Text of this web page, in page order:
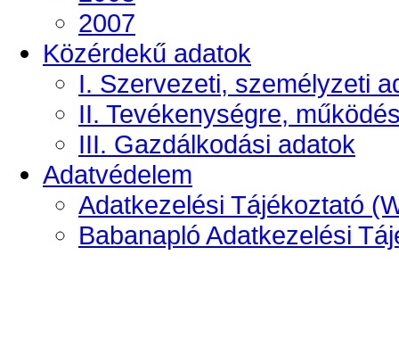
2007
Közérdekű adatok
I. Szervezeti, személyzeti
II. Tevékenységre,
III. Gazdálkodási adatok
Adatvédelem
Adatkezelési Tájékoztató
Babanapló Adatkezelési